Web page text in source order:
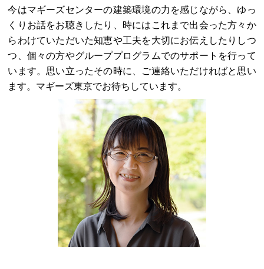
今はマギーズセンターの建築環境の力を感じながら、ゆっ
くりお話をお聴きしたり、時にはこれまで出会った方々か
らわけていただいた知恵や工夫を大切にお伝えしたりしつ
つ、個々の方やグループプログラムでのサポートを行って
います。思い立ったその時に、ご連絡いただければと思い
ます。マギーズ東京でお待ちしています。